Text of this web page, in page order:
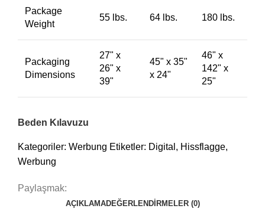
Package
Weight
55 lbs. 64 lbs. 180 lbs.
Packaging
Dimensions
27" x
26" x
39"
45" x 35"
x 24"
46" x
142" x
25"
Beden Kılavuzu
Kategoriler: Werbung Etiketler: Digital , Hissflagge,
Werbung
Paylaşmak:
AÇIKLAMADEĞERLENDIRMELER (0)